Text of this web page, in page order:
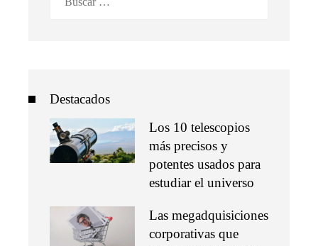
Destacados
Los 10 telescopios
más precisos y
potentes usados para
estudiar el universo
Las megadquisiciones
corporativas que